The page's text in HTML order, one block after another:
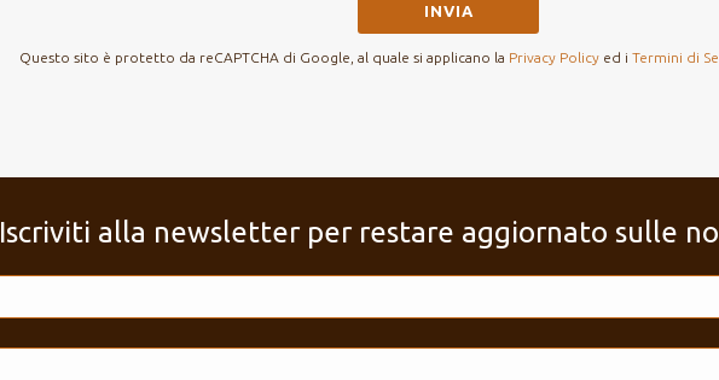
Questo sito è protetto da reCAPTCHA di Google, al quale si applicano la Privacy Policy ed i Termini di
Iscriviti alla newsletter per restare aggiornato sulle